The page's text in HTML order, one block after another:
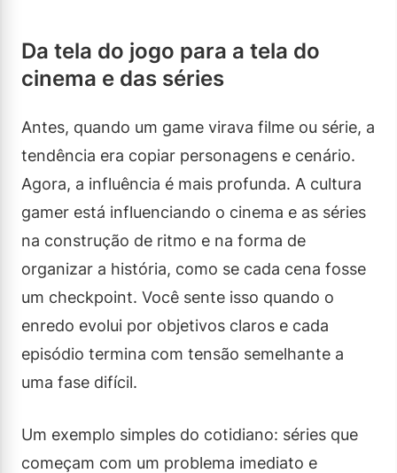
Da tela do jogo para a tela do
cinema e das séries
Antes, quando um game virava filme ou série, a
tendência era copiar personagens e cenário.
Agora, a influência é mais profunda. A cultura
gamer está influenciando o cinema e as séries
na construção de ritmo e na forma de
organizar a história, como se cada cena fosse
um checkpoint. Você sente isso quando o
enredo evolui por objetivos claros e cada
episódio termina com tensão semelhante a
uma fase difícil.
Um exemplo simples do cotidiano: séries que
começam com um problema imediato e